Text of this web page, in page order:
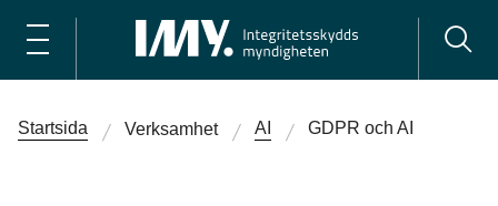
Startsida Verksamhet AI GDPR och AI